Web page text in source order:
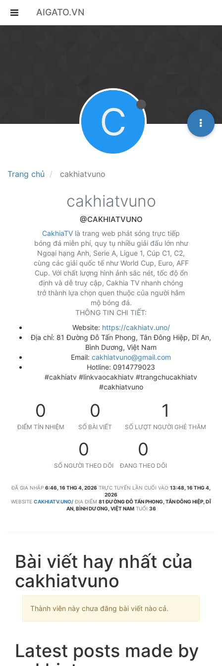
AIGATO.VN
Trang chủ cakhiatvuno
C
cakhiatvuno
@CAKHIATVUNO
CakhiaTV là trang web phát sóng trực tiếp
bóng đá miễn phí, quy tụ nhiều giải đấu lớn như
Ngoại hạng Anh, Serie A, Ligue 1, Cúp C1, C2,
cùng các giải quốc tế như World Cup, Euro, AFF
Cup. Với chất lượng hình ảnh sắc nét, tốc độ ổn
định và dễ truy cập, Cakhia TV nhanh chóng
trở thành lựa chọn quen thuộc của người hâm
mộ bóng đá.
THÔNG TIN CHI TIẾT:
Website: https://cakhiatv.uno/
Địa chỉ: 81 Đường Đỗ Tấn Phong, Tân Đông Hiệp, Dĩ An,
Bình Dương, Việt Nam
Email: cakhiatvuno@gmail.com
Hotline: 0914779023
#cakhiatv #linkvaocakhiatv #trangchucakhiatv
#cakhiatvuno
0
ĐIỂM TÍN NHIỆM
0
SỐ BÀI VIẾT
1
SỐ LƯỢT NGƯỜI GHÉ THĂM
0
SỐ NGƯỜI THEO DÕI
0
ĐANG THEO DÕI
ĐÃ GIA NHẬP 6:46, 16 THG 4, 2026 TRỰC TUYẾN LẦN CUỐI VÀO 13:48, 16 THG 4,
2026
WEBSITE CAKHIATV.UNO/ ĐỊA ĐIỂM 81 ĐƯỜNG ĐỖ TẤN PHONG, TÂN ĐÔNG HIỆP, DĨ
AN, BÌNH DƯƠNG, VIỆT NAM TUỔI 36
Bài viết hay nhất của
cakhiatvuno
Thành viên này chưa đăng bài viết nào cả.
Latest posts made by